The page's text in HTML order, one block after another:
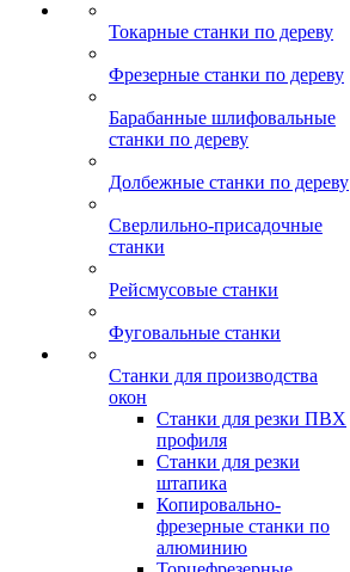
Токарные станки по дереву
Фрезерные станки по дереву
Барабанные шлифовальные
станки по дереву
Долбежные станки по дереву
Сверлильно-присадочные
станки
Рейсмусовые станки
Фуговальные станки
Станки для производства
окон
Станки для резки ПВХ
профиля
Станки для резки
штапика
Копировально-
фрезерные станки по
алюминию